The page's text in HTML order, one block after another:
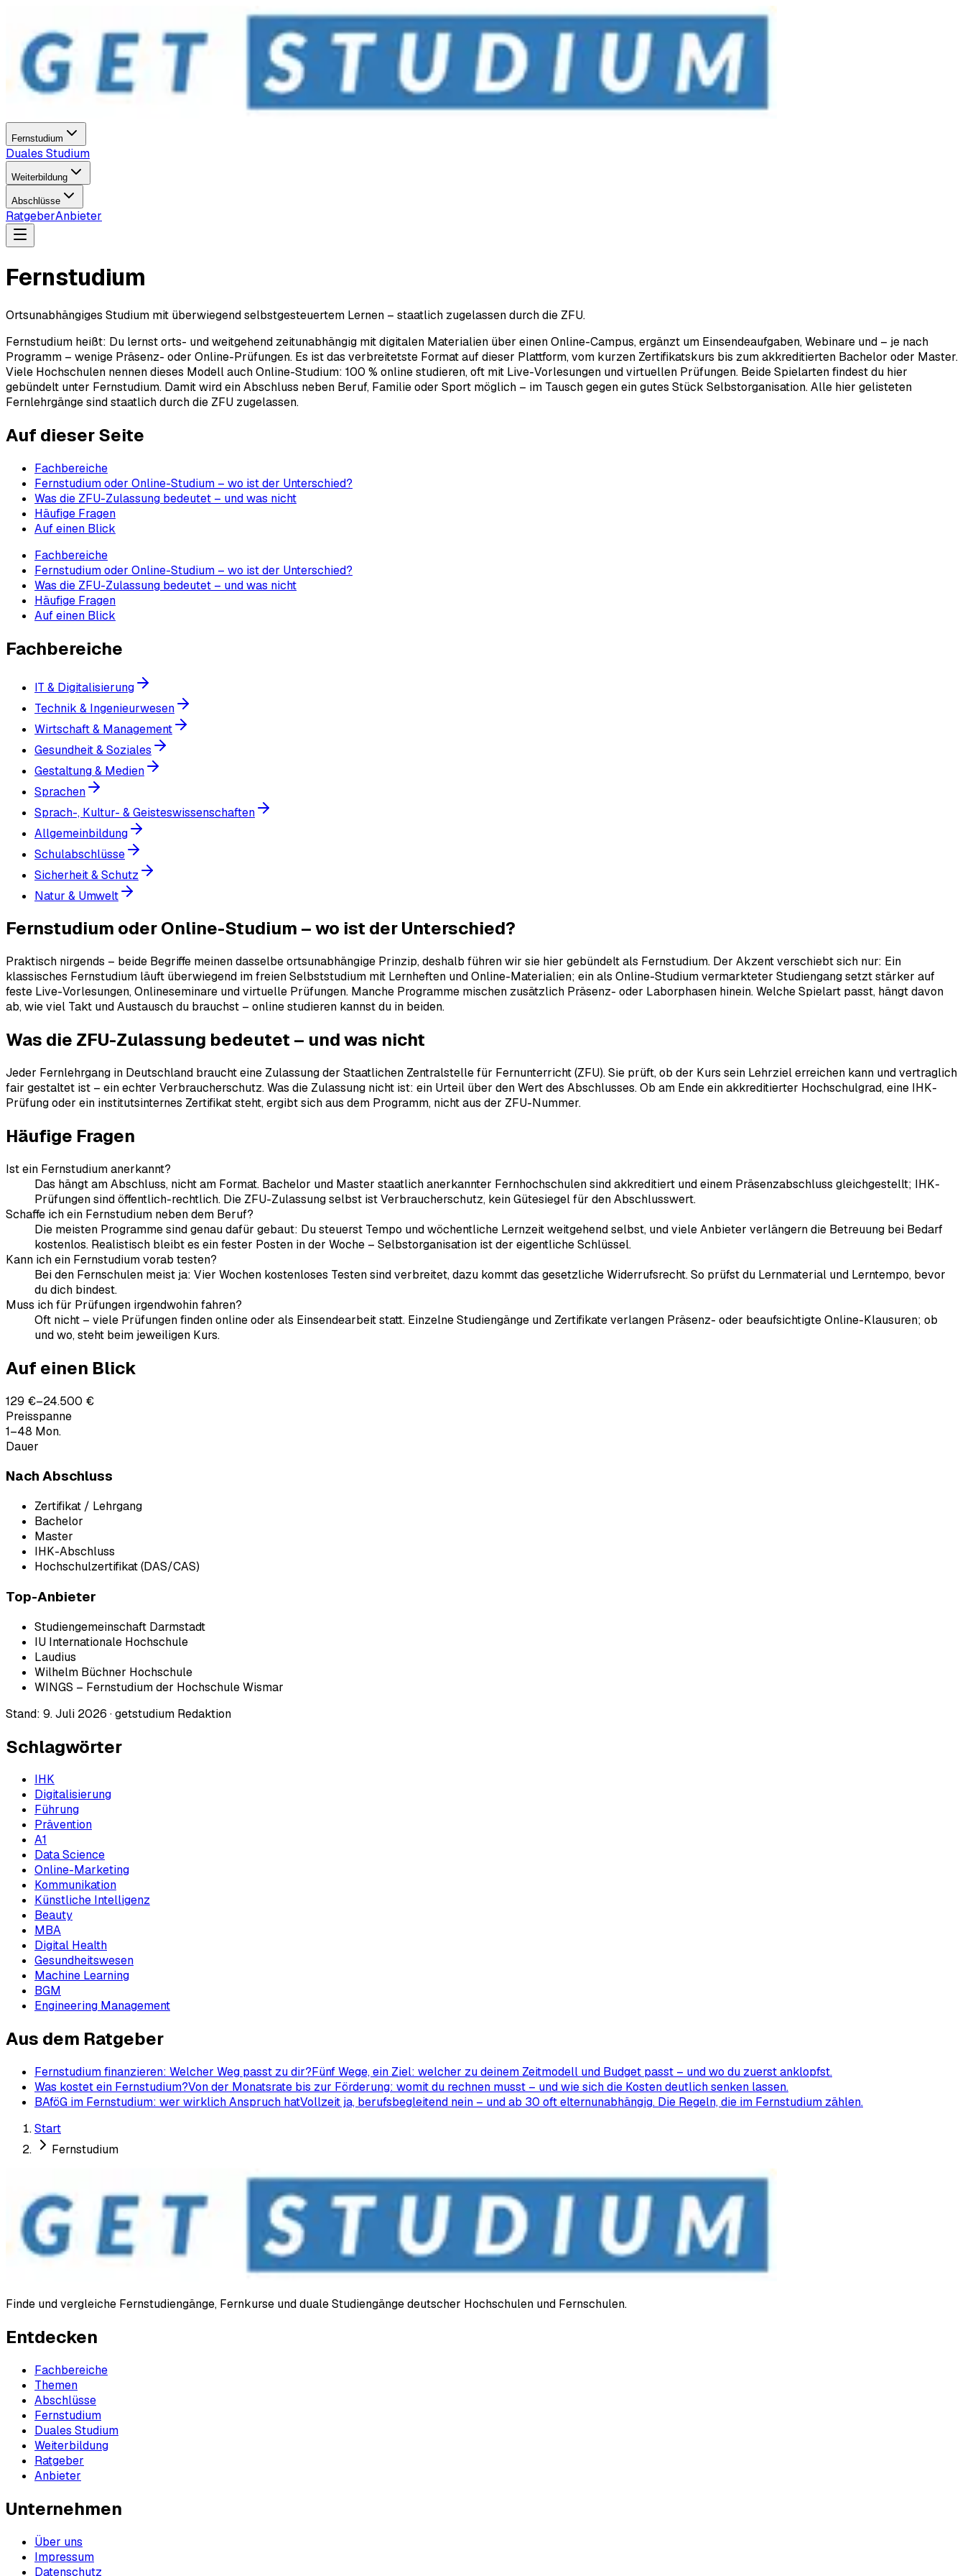
Fernstudium
Duales Studium
Weiterbildung
Abschlüsse
RatgeberAnbieter
Fernstudium
Ortsunabhängiges Studium mit überwiegend selbstgesteuertem Lernen – staatlich zugelassen durch die ZFU.
Fernstudium heißt: Du lernst orts- und weitgehend zeitunabhängig mit digitalen Materialien über einen Online-Campus, ergänzt um Einsendeaufgaben, Webinare und – je nach
Programm – wenige Präsenz- oder Online-Prüfungen. Es ist das verbreitetste Format auf dieser Plattform, vom kurzen Zertifikatskurs bis zum akkreditierten Bachelor oder Master.
Viele Hochschulen nennen dieses Modell auch Online-Studium: 100 % online studieren, oft mit Live-Vorlesungen und virtuellen Prüfungen. Beide Spielarten findest du hier
gebündelt unter Fernstudium. Damit wird ein Abschluss neben Beruf, Familie oder Sport möglich – im Tausch gegen ein gutes Stück Selbstorganisation. Alle hier gelisteten
Fernlehrgänge sind staatlich durch die ZFU zugelassen.
Auf dieser Seite
Fachbereiche
Fernstudium oder Online-Studium – wo ist der Unterschied?
Was die ZFU-Zulassung bedeutet – und was nicht
Häufige Fragen
Auf einen Blick
Fachbereiche
Fernstudium oder Online-Studium – wo ist der Unterschied?
Was die ZFU-Zulassung bedeutet – und was nicht
Häufige Fragen
Auf einen Blick
Fachbereiche
IT & Digitalisierung
Technik & Ingenieurwesen
Wirtschaft & Management
Gesundheit & Soziales
Gestaltung & Medien
Sprachen
Sprach-, Kultur- & Geisteswissenschaften
Allgemeinbildung
Schulabschlüsse
Sicherheit & Schutz
Natur & Umwelt
Fernstudium oder Online-Studium – wo ist der Unterschied?
Praktisch nirgends – beide Begriffe meinen dasselbe ortsunabhängige Prinzip, deshalb führen wir sie hier gebündelt als Fernstudium. Der Akzent verschiebt sich nur: Ein
klassisches Fernstudium läuft überwiegend im freien Selbststudium mit Lernheften und Online-Materialien; ein als Online-Studium vermarkteter Studiengang setzt stärker auf
feste Live-Vorlesungen, Onlineseminare und virtuelle Prüfungen. Manche Programme mischen zusätzlich Präsenz- oder Laborphasen hinein. Welche Spielart passt, hängt davon
ab, wie viel Takt und Austausch du brauchst – online studieren kannst du in beiden.
Was die ZFU-Zulassung bedeutet – und was nicht
Jeder Fernlehrgang in Deutschland braucht eine Zulassung der Staatlichen Zentralstelle für Fernunterricht (ZFU). Sie prüft, ob der Kurs sein Lehrziel erreichen kann und vertraglich
fair gestaltet ist – ein echter Verbraucherschutz. Was die Zulassung nicht ist: ein Urteil über den Wert des Abschlusses. Ob am Ende ein akkreditierter Hochschulgrad, eine IHK-
Prüfung oder ein institutsinternes Zertifikat steht, ergibt sich aus dem Programm, nicht aus der ZFU-Nummer.
Häufige Fragen
Ist ein Fernstudium anerkannt?
Das hängt am Abschluss, nicht am Format. Bachelor und Master staatlich anerkannter Fernhochschulen sind akkreditiert und einem Präsenzabschluss gleichgestellt; IHK-
Prüfungen sind öffentlich-rechtlich. Die ZFU-Zulassung selbst ist Verbraucherschutz, kein Gütesiegel für den Abschlusswert.
Schaffe ich ein Fernstudium neben dem Beruf?
Die meisten Programme sind genau dafür gebaut: Du steuerst Tempo und wöchentliche Lernzeit weitgehend selbst, und viele Anbieter verlängern die Betreuung bei Bedarf
kostenlos. Realistisch bleibt es ein fester Posten in der Woche – Selbstorganisation ist der eigentliche Schlüssel.
Kann ich ein Fernstudium vorab testen?
Bei den Fernschulen meist ja: Vier Wochen kostenloses Testen sind verbreitet, dazu kommt das gesetzliche Widerrufsrecht. So prüfst du Lernmaterial und Lerntempo, bevor
du dich bindest.
Muss ich für Prüfungen irgendwohin fahren?
Oft nicht – viele Prüfungen finden online oder als Einsendearbeit statt. Einzelne Studiengänge und Zertifikate verlangen Präsenz- oder beaufsichtigte Online-Klausuren; ob
und wo, steht beim jeweiligen Kurs.
Auf einen Blick
129 €–24.500 €
Preisspanne
1–48 Mon.
Dauer
Nach Abschluss
Zertifikat / Lehrgang
Bachelor
Master
IHK-Abschluss
Hochschulzertifikat (DAS/CAS)
Top-Anbieter
Studiengemeinschaft Darmstadt
IU Internationale Hochschule
Laudius
Wilhelm Büchner Hochschule
WINGS – Fernstudium der Hochschule Wismar
Stand: 9. Juli 2026 ·getstudium Redaktion
Schlagwörter
IHK
Digitalisierung
Führung
Prävention
A1
Data Science
Online-Marketing
Kommunikation
Künstliche Intelligenz
Beauty
MBA
Digital Health
Gesundheitswesen
Machine Learning
BGM
Engineering Management
Aus dem Ratgeber
Fernstudium finanzieren: Welcher Weg passt zu dir?Fünf Wege, ein Ziel: welcher zu deinem Zeitmodell und Budget passt – und wo du zuerst anklopfst.
Was kostet ein Fernstudium?Von der Monatsrate bis zur Förderung: womit du rechnen musst – und wie sich die Kosten deutlich senken lassen.
BAföG im Fernstudium: wer wirklich Anspruch hatVollzeit ja, berufsbegleitend nein – und ab 30 oft elternunabhängig. Die Regeln, die im Fernstudium zählen.
Start
Fernstudium
Finde und vergleiche Fernstudiengänge, Fernkurse und duale Studiengänge deutscher Hochschulen und Fernschulen.
Entdecken
Fachbereiche
Themen
Abschlüsse
Fernstudium
Duales Studium
Weiterbildung
Ratgeber
Anbieter
Unternehmen
Über uns
Impressum
Datenschutz